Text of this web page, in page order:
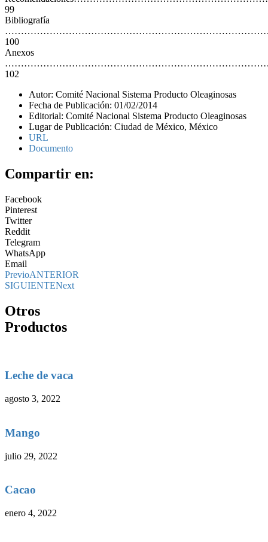
99
Bibliografía
100
Anexos
102
Autor: Comité Nacional Sistema Producto Oleaginosas
Fecha de Publicación: 01/02/2014
Editorial: Comité Nacional Sistema Producto Oleaginosas
Lugar de Publicación: Ciudad de México, México
URL
Documento
Compartir en:
Facebook
Pinterest
Twitter
Reddit
Telegram
WhatsApp
Email
PrevioANTERIOR
SIGUIENTENext
Otros
Productos
Leche de vaca
agosto 3, 2022
Mango
julio 29, 2022
Cacao
enero 4, 2022